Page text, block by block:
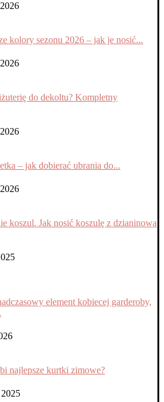
kolory sezonu 2026 – jak je nosić...
do dekoltu? Kompletny
– jak dobierać ubrania do...
koszul. Jak nosić koszulę z dzianinową
element kobiecej garderoby,
najlepsze kurtki zimowe?